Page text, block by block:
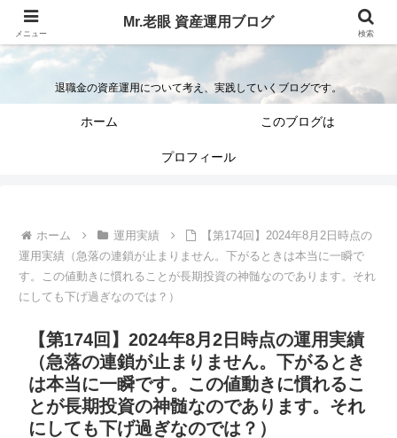
Mr.老眼の退職金を資産運用するブログ
退職金の資産運用について考え、実践していくブログです。
ホーム このブログは
プロフィール
ホーム 運用実績
【第174回】2024年8月2日時点の
運用実績（急落の連鎖が止まりません。下がるときは本当に一瞬で
す。この値動きに慣れることが長期投資の神髄なのであります。それ
にしても下げ過ぎなのでは？）
【第174回】2024年8月2日時点の運用実績
（急落の連鎖が止まりません。下がるとき
は本当に一瞬です。この値動きに慣れるこ
とが長期投資の神髄なのであります。それ
にしても下げ過ぎなのでは？）
メニュー
Mr.老眼 資産運用ブログ
検索